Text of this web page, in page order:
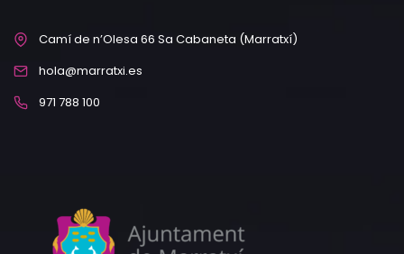
Camí de n’Olesa 66 Sa Cabaneta (Marratxí)
hola@marratxi.es
971 788 100